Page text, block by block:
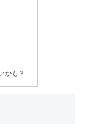
かも？